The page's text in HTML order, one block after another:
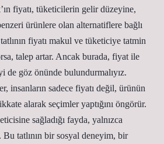
fiyatı, tüketicilerin gelir düzeyine,
ürünlere olan alternatiflere bağlı
fiyatı makul ve tüketiciye tatmin
talep artar. Ancak burada, fiyat ile
de göz önünde bulundurmalıyız.
insanların sadece fiyatı değil, ürünün
alarak seçimler yaptığını öngörür.
sağladığı fayda, yalnızca
Bu tatlının bir sosyal deneyim, bir